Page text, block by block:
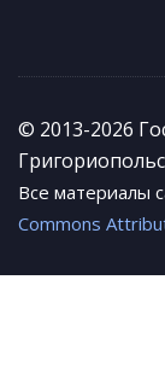
© 2013-2026
Все материалы
Commons